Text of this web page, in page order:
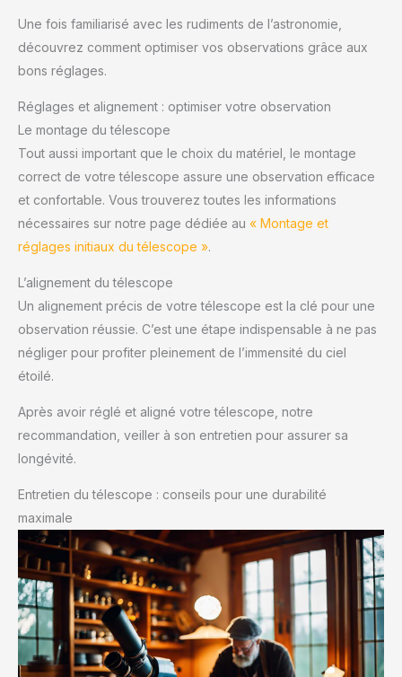
Une fois familiarisé avec les rudiments de l’astronomie,
découvrez comment optimiser vos observations grâce aux
bons réglages.
Réglages et alignement : optimiser votre observation
Le montage du télescope
Tout aussi important que le choix du matériel, le montage
correct de votre télescope assure une observation efficace
et confortable. Vous trouverez toutes les informations
nécessaires sur notre page dédiée au « Montage et
réglages initiaux du télescope ».
L’alignement du télescope
Un alignement précis de votre télescope est la clé pour une
observation réussie. C’est une étape indispensable à ne pas
négliger pour profiter pleinement de l’immensité du ciel
étoilé.
Après avoir réglé et aligné votre télescope, notre
recommandation, veiller à son entretien pour assurer sa
longévité.
Entretien du télescope : conseils pour une durabilité
maximale